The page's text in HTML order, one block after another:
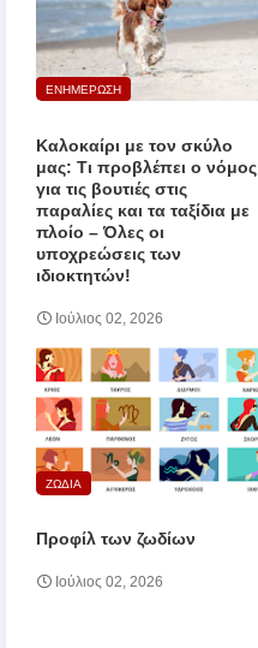
ΕΝΗΜΕΡΩΣΗ
Καλοκαίρι με τον σκύλο
μας: Τι προβλέπει ο νόμος
για τις βουτιές στις
παραλίες και τα ταξίδια με
πλοίο – Όλες οι
υποχρεώσεις των
ιδιοκτητών!
Ιούλιος 02, 2026
ΖΩΔΙΑ
Προφίλ των ζωδίων
Ιούλιος 02, 2026